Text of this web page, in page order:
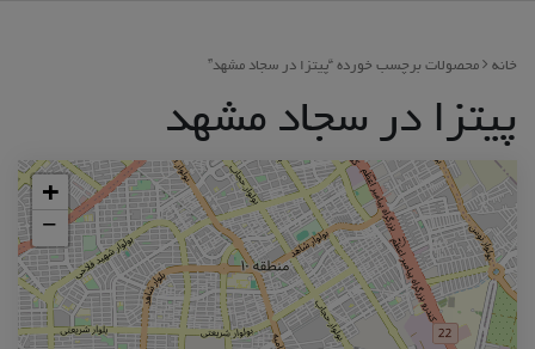
خانه محصولات برچسب خورده “پیتزا در سجاد مشهد”
پیتزا در سجاد مشهد
+
−